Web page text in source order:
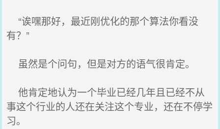
“诶嘿那好，最近刚优化的那个算法你看没
有？”
虽然是个问句，但是对方的语气很肯定。
他肯定地认为一个毕业已经几年且已经不从
事这个行业的人还在关注这个专业，还在不停学
习。